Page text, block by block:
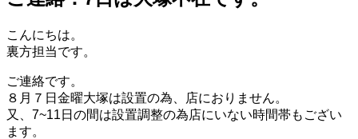
こんにちは。
裏方担当です。
ご連絡です。
８月７日金曜大塚は設置の為、店におりません。
又、7~11日の間は設置調整の為店にいない時間帯もござい
ます。